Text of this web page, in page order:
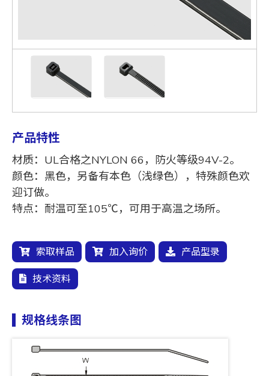
产品特性
材质：UL合格之NYLON 66，防火等级94V-2。
颜色：黑色，另备有本色（浅绿色），特殊颜色欢
迎订做。
特点：耐温可至105℃，可用于高温之场所。
索取样品 加入询价 产品型录
技术资料
规格线条图